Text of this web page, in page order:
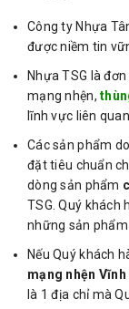
Công ty Nhựa
được niềm tin
Nhựa TSG là
mạng nhện,
lĩnh vực liên
Các sản phẩm
đặt tiêu chuẩn
dòng sản phẩm
TSG. Quý khách
những sản phẩm
Nếu Quý khách
mạng nhện
là 1 địa chỉ mà